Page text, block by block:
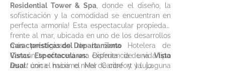
Residential Tower & Spa , donde el diseño, la
sofisticación y la comodidad se encuentran en
perfecta armonía! Esta espectacular propiedad
frente al mar, ubicada en uno de los desarrollos
más prestigiosos de la Zona Hotelera de
Cancún, te ofrecerá una experiencia de vida tipo
resort con el máximo nivel de confort y lujo.
Características del Departamento
Vistas Espectaculares:Disfruta de unaVista
Dualúnica hacia el Mar Caribe y la Laguna